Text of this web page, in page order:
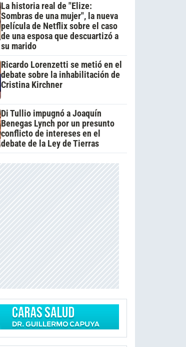
La historia real de "Elize:
Sombras de una mujer", la nueva
película de Netflix sobre el caso
de una esposa que descuartizó a
su marido
Ricardo Lorenzetti se metió en el
debate sobre la inhabilitación de
Cristina Kirchner
Di Tullio impugnó a Joaquín
Benegas Lynch por un presunto
conflicto de intereses en el
debate de la Ley de Tierras